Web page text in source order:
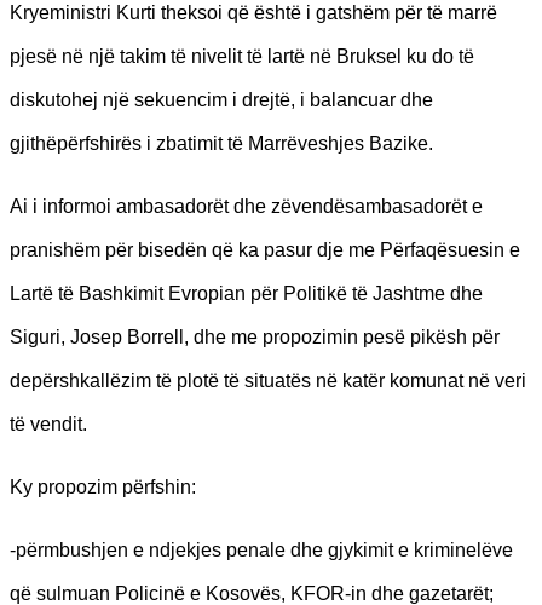
Kryeministri Kurti theksoi që është i gatshëm për të marrë
pjesë në një takim të nivelit të lartë në Bruksel ku do të
diskutohej një sekuencim i drejtë, i balancuar dhe
gjithëpërfshirës i zbatimit të Marrëveshjes Bazike.
Ai i informoi ambasadorët dhe zëvendësambasadorët e
pranishëm për bisedën që ka pasur dje me Përfaqësuesin e
Lartë të Bashkimit Evropian për Politikë të Jashtme dhe
Siguri, Josep Borrell, dhe me propozimin pesë pikësh për
depërshkallëzim të plotë të situatës në katër komunat në veri
të vendit.
Ky propozim përfshin:
-përmbushjen e ndjekjes penale dhe gjykimit e kriminelëve
që sulmuan Policinë e Kosovës, KFOR-in dhe gazetarët;